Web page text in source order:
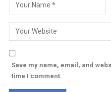
Save my name, email, and
time I comment.